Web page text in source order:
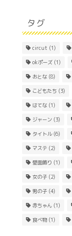
タグ
circut (1)
okポーズ (1)
おとな (8)
こどもたち (3)
はてな (1)
ジャーン (3)
タイトル(6)
マステ (2)
壁面飾り (1)
女の子 (2)
男の子 (4)
赤ちゃん (1)
食べ物 (1)